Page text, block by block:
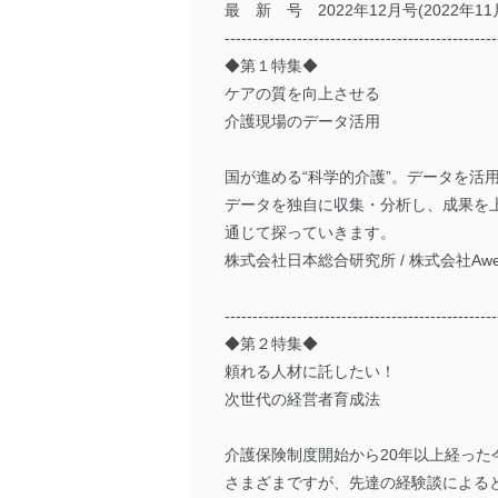
最 新 号 2022年12月号(2022年11
◆第１特集◆
ケアの質を向上させる
介護現場のデータ活用
国が進める“科学的介護”。データを
データを独自に収集・分析し、成果
通じて探っていきます。
株式会社日本総合研究所 / 株式会社
◆第２特集◆
頼れる人材に託したい！
次世代の経営者育成法
介護保険制度開始から20年以上経っ
さまざまですが、先達の経験談によ